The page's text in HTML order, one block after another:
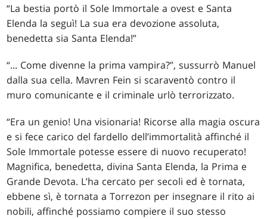
“La bestia portò il Sole Immortale a ovest e Santa
Elenda la seguì! La sua era devozione assoluta,
benedetta sia Santa Elenda!”
“... Come divenne la prima vampira?”, sussurrò Manuel
dalla sua cella. Mavren Fein si scaraventò contro il
muro comunicante e il criminale urlò terrorizzato.
“Era un genio! Una visionaria! Ricorse alla magia oscura
e si fece carico del fardello dell’immortalità affinché il
Sole Immortale potesse essere di nuovo recuperato!
Magnifica, benedetta, divina Santa Elenda, la Prima e
Grande Devota. L’ha cercato per secoli ed è tornata,
ebbene sì, è tornata a Torrezon per insegnare il rito ai
nobili, affinché possiamo compiere il suo stesso